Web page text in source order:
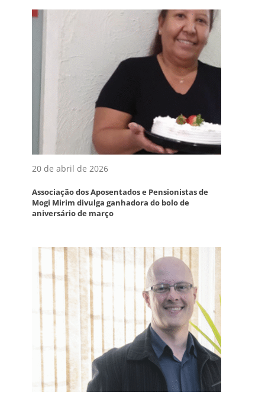
20 de abril de 2026
Associação dos Aposentados e Pensionistas de
Mogi Mirim divulga ganhadora do bolo de
aniversário de março